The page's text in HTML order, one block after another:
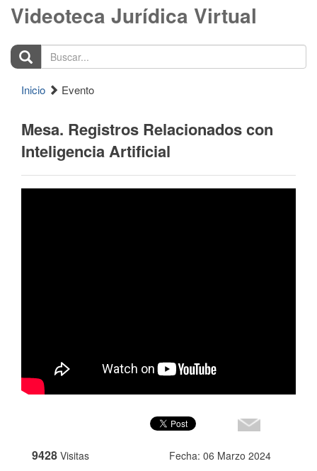
Videoteca Jurídica Virtual
Buscar...
Inicio Evento
Mesa. Registros Relacionados con
Inteligencia Artificial
9428 Visitas Fecha: 06 Marzo 2024